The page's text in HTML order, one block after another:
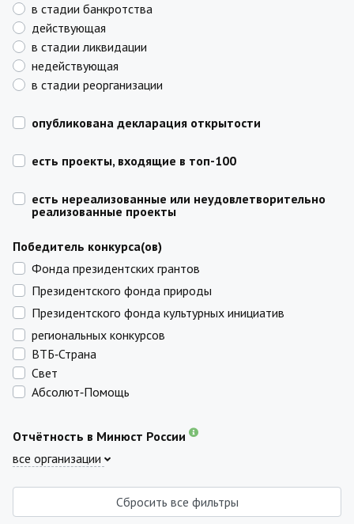
в стадии банкротства
действующая
в стадии ликвидации
недействующая
в стадии реорганизации
опубликована декларация открытости
есть проекты, входящие в топ-100
есть нереализованные или неудовлетворительно
реализованные проекты
Победитель конкурса(ов)
Фонда президентских грантов
Президентского фонда природы
Президентского фонда культурных инициатив
региональных конкурсов
ВТБ‑Страна
Свет
Абсолют‑Помощь
Отчётность в Минюст России
все организации
Сбросить все фильтры